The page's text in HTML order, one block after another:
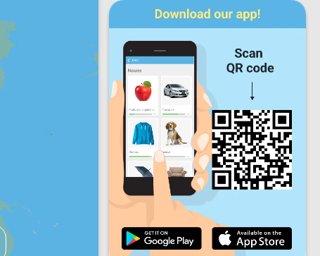
Maendeleo
Jumatatu JumatanoAlhamisi
Jumamosi Jumapili
Maendeleo ya kila siku
Maendeleo ya kila mwezi
Maendeleo ya jumla